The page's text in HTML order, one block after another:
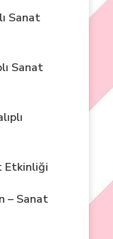
Sanat
Sanat
Etkinliği
– Sanat